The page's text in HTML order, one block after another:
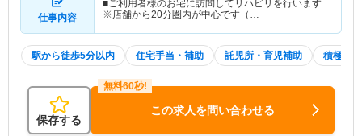
仕事内容
■ご利用者様のお宅に訪問してリハビリを行います
※店舗から20分圏内が中心です（…
駅から徒歩5分以内 住宅手当・補助 託児所・育児補助 積極採
保存する
この求人を問い合わせる